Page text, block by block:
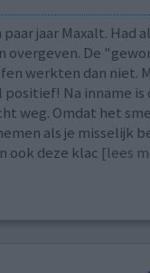
jaar Maxalt. Had
overgeven. De
werkten dan niet.
positief! Na inname is
weg. Omdat het
als je misselijk
ook deze klac [lees